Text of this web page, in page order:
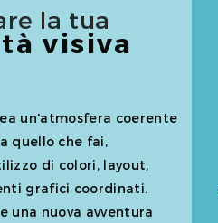
la tua
visiva
un'atmosfera coerente
quello che fai,
di colori, layout,
grafici coordinati.
una nuova avventura